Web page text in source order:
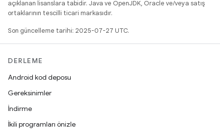
açıklanan lisanslara tabidir. Java ve OpenJDK, Oracle ve/veya satış
ortaklarının tescilli ticari markasıdır.
Son güncelleme tarihi: 2025-07-27 UTC.
DERLEME
Android kod deposu
Gereksinimler
İndirme
İkili programları önizle